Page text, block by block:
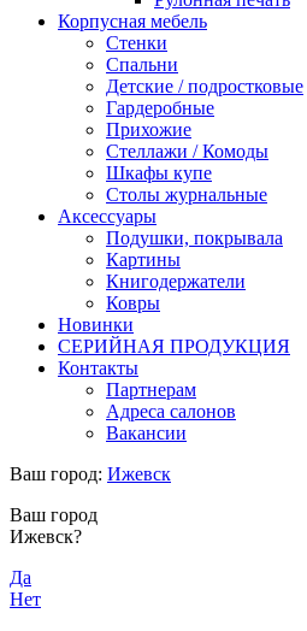
Корпусная мебель
Стенки
Спальни
Детские / подростковые
Гардеробные
Прихожие
Стеллажи / Комоды
Шкафы купе
Столы журнальные
Аксессуары
Подушки, покрывала
Картины
Книгодержатели
Ковры
Новинки
СЕРИЙНАЯ ПРОДУКЦИЯ
Контакты
Партнерам
Адреса салонов
Вакансии
Ваш город: Ижевск
Ваш город
Ижевск?
Да
Нет